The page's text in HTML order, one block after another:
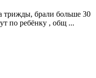
трижды, брали больше 30
по ребёнку , общ ...